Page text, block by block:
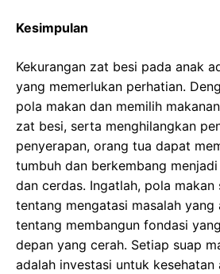
Kesimpulan
Kekurangan zat besi pada anak
yang memerlukan perhatian.
pola makan dan memilih
zat besi, serta menghilangkan
penyerapan, orang tua dapat
tumbuh dan berkembang
dan cerdas. Ingatlah, pola makan
tentang mengatasi masalah yang
tentang membangun fondasi
depan yang cerah. Setiap suap
adalah investasi untuk kesehatan